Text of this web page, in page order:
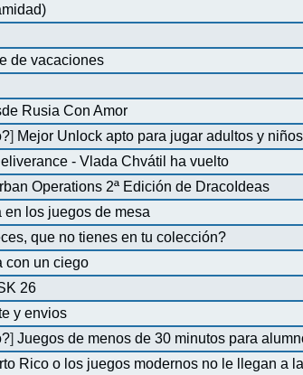
de vacaciones
Rusia Con Amor
] Mejor Unlock apto para jugar adultos y niños
- Vlada Chvátil ha vuelto
Operations 2ª Edición de DracoIdeas
los juegos de mesa
que no tienes en tu colección?
con un ciego
26
y envios
]Juegos de menos de 30 minutos para
Rico o los juegos modernos no le llegan a